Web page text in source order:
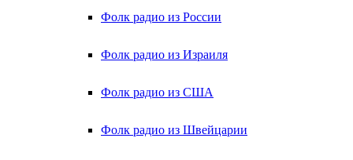
Фолк радио из России
Фолк радио из Израиля
Фолк радио из США
Фолк радио из Швейцарии